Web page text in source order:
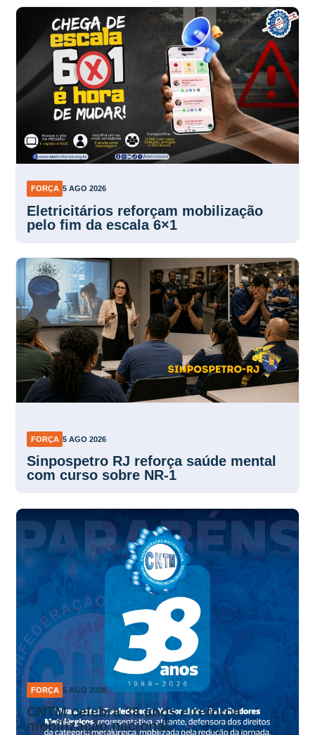
FORÇA 5 AGO 2026
Eletricitários reforçam mobilização
pelo fim da escala 6×1
FORÇA 5 AGO 2026
Sinpospetro RJ reforça saúde mental
com curso sobre NR-1
FORÇA 5 AGO 2026
CNTM celebra 38 anos e reforça
mobilização nacional